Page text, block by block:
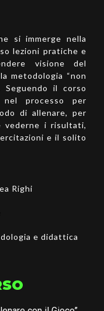
si immerge nella
lezioni pratiche e
visione del
metodologia “non
Seguendo il corso
processo per
di allenare, per
vederne i risultati,
e il solito
Righi
e didattica